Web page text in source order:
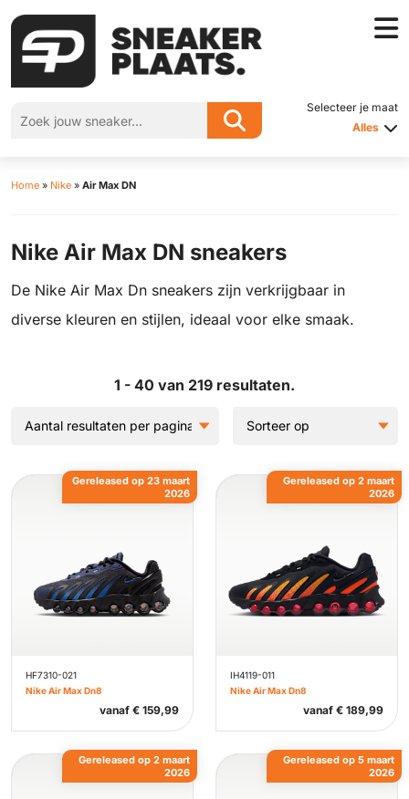
Selecteer je maat
Alles
Home » Nike » Air Max DN
Nike Air Max DN sneakers
De Nike Air Max Dn sneakers zijn verkrijgbaar in
diverse kleuren en stijlen, ideaal voor elke smaak.
1 - 40 van 219 resultaten.
HF7310-021
Nike Air Max Dn8
vanaf € 159,99
Gereleased op 23 maart
2026
IH4119-011
Nike Air Max Dn8
vanaf € 189,99
Gereleased op 2 maart
2026
Gereleased op 2 maart
2026
Gereleased op 5 maart
2026